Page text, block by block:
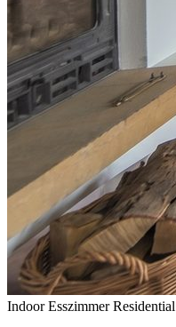
Indoor Esszimmer Residential